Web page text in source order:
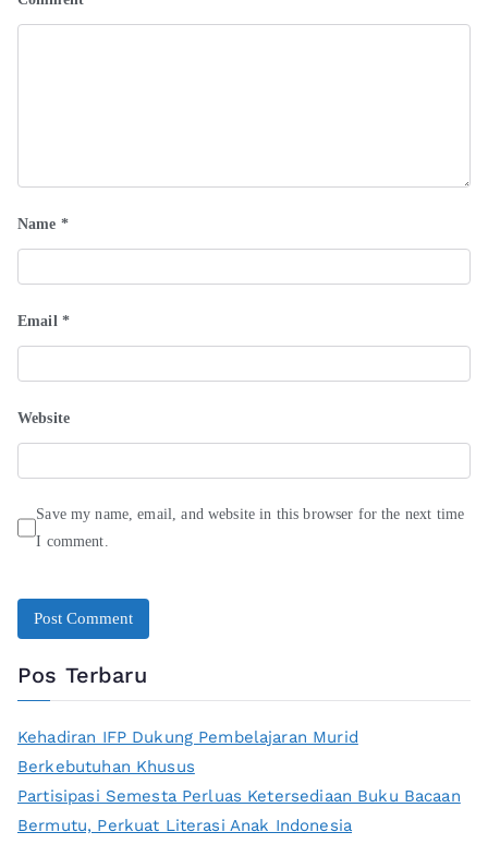
Name *
Email *
Website
Save my name, email, and website in this browser for the next time
I comment.
Pos Terbaru
Kehadiran IFP Dukung Pembelajaran Murid
Berkebutuhan Khusus
Partisipasi Semesta Perluas Ketersediaan Buku Bacaan
Bermutu, Perkuat Literasi Anak Indonesia